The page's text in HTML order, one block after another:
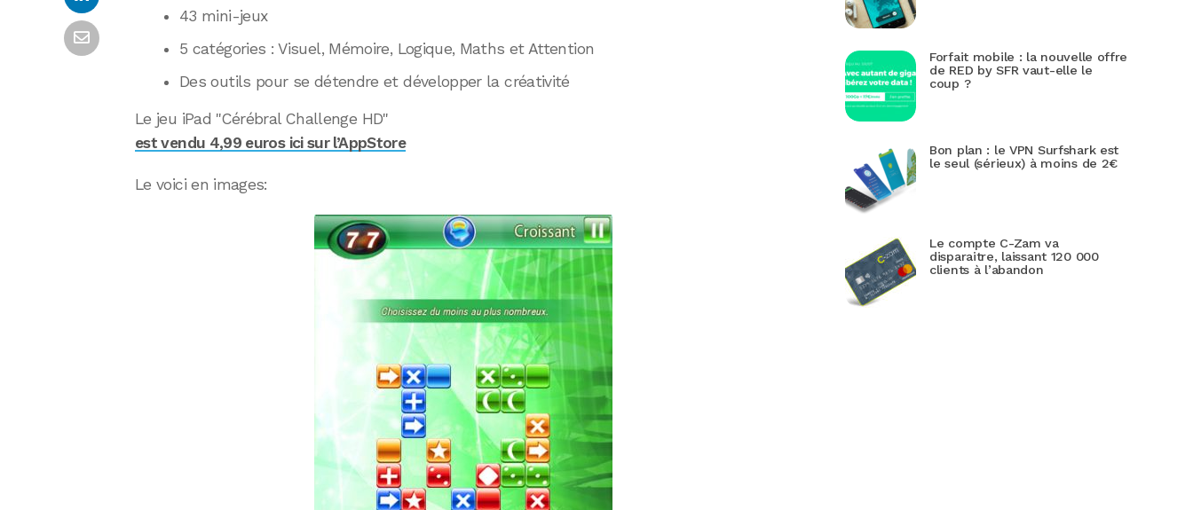
43 mini-jeux
5 catégories : Visuel, Mémoire, Logique, Maths et Attention
Des outils pour se détendre et développer la créativité
Le jeu iPad "Cérébral Challenge HD"
est vendu 4,99 euros ici sur l’AppStore
Le voici en images:
Forfait mobile : la nouvelle offre
de RED by SFR vaut-elle le
coup ?
Bon plan : le VPN Surfshark est
le seul (sérieux) à moins de 2€
Le compte C-Zam va
disparaitre, laissant 120 000
clients à l’abandon